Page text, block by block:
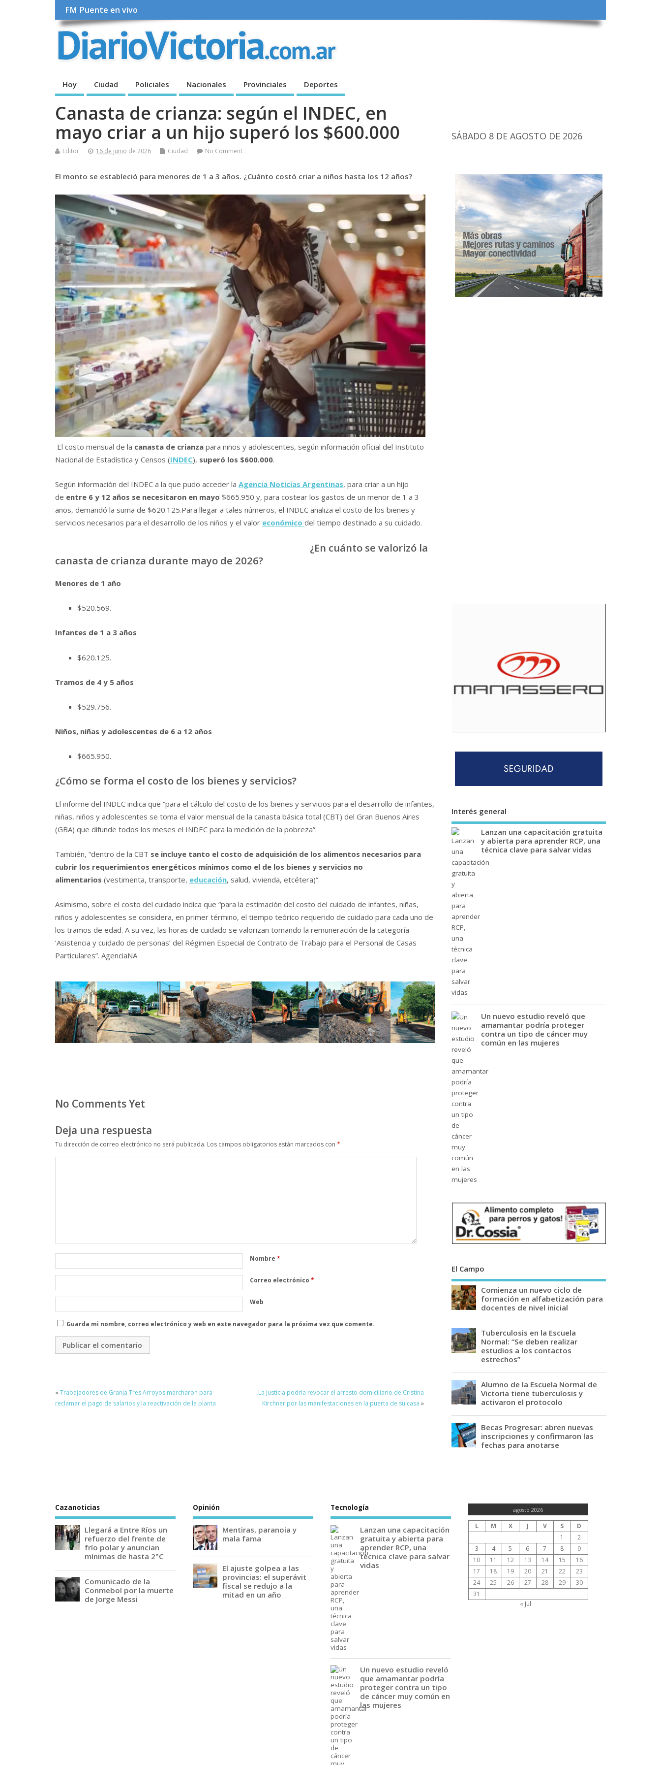
FM Puente en vivo
Hoy Ciudad Policiales Nacionales Provinciales Deportes
Canasta de crianza: según el INDEC, en
mayo criar a un hijo superó los $600.000
Editor 16 de junio de 2026 Ciudad No Comment
El monto se estableció para menores de 1 a 3 años. ¿Cuánto costó criar a niños hasta los 12 años?
El costo mensual de la canasta de crianza para niños y adolescentes, según información oficial del Instituto
Nacional de Estadística y Censos (INDEC), superó los $600.000.
Según información del INDEC a la que pudo acceder la Agencia Noticias Argentinas, para criar a un hijo
de entre 6 y 12 años se necesitaron en mayo $665.950 y, para costear los gastos de un menor de 1 a 3
años, demandó la suma de $620.125.Para llegar a tales números, el INDEC analiza el costo de los bienes y
servicios necesarios para el desarrollo de los niños y el valor económico del tiempo destinado a su cuidado.
¿En cuánto se valorizó la
canasta de crianza durante mayo de 2026?
Menores de 1 año
$520.569.
Infantes de 1 a 3 años
$620.125.
Tramos de 4 y 5 años
$529.756.
Niños, niñas y adolescentes de 6 a 12 años
$665.950.
¿Cómo se forma el costo de los bienes y servicios?
El informe del INDEC indica que “para el cálculo del costo de los bienes y servicios para el desarrollo de infantes,
niñas, niños y adolescentes se toma el valor mensual de la canasta básica total (CBT) del Gran Buenos Aires
(GBA) que difunde todos los meses el INDEC para la medición de la pobreza”.
También, “dentro de la CBT se incluye tanto el costo de adquisición de los alimentos necesarios para
cubrir los requerimientos energéticos mínimos como el de los bienes y servicios no
alimentarios (vestimenta, transporte, educación, salud, vivienda, etcétera)”.
Asimismo, sobre el costo del cuidado indica que “para la estimación del costo del cuidado de infantes, niñas,
niños y adolescentes se considera, en primer término, el tiempo teórico requerido de cuidado para cada uno de
los tramos de edad. A su vez, las horas de cuidado se valorizan tomando la remuneración de la categoría
‘Asistencia y cuidado de personas’ del Régimen Especial de Contrato de Trabajo para el Personal de Casas
Particulares”. AgenciaNA
No Comments Yet
Deja una respuesta
Tu dirección de correo electrónico no será publicada. Los campos obligatorios están marcados con *
Nombre *
Correo electrónico *
Web
Guarda mi nombre, correo electrónico y web en este navegador para la próxima vez que comente.
« Trabajadores de Granja Tres Arroyos marcharon para
reclamar el pago de salarios y la reactivación de la planta
La Justicia podría revocar el arresto domiciliario de Cristina
Kirchner por las manifestaciones en la puerta de su casa »
SÁBADO 8 DE AGOSTO DE 2026
Interés general
Lanzan una capacitación gratuita
y abierta para aprender RCP, una
técnica clave para salvar vidas
Un nuevo estudio reveló que
amamantar podría proteger
contra un tipo de cáncer muy
común en las mujeres
El Campo
Comienza un nuevo ciclo de
formación en alfabetización para
docentes de nivel inicial
Tuberculosis en la Escuela
Normal: “Se deben realizar
estudios a los contactos
estrechos”
Alumno de la Escuela Normal de
Victoria tiene tuberculosis y
activaron el protocolo
Becas Progresar: abren nuevas
inscripciones y confirmaron las
fechas para anotarse
Cazanoticias
Llegará a Entre Ríos un
refuerzo del frente de
frío polar y anuncian
mínimas de hasta 2°C
Comunicado de la
Conmebol por la muerte
de Jorge Messi
Opinión
Mentiras, paranoia y
mala fama
El ajuste golpea a las
provincias: el superávit
fiscal se redujo a la
mitad en un año
Tecnología
Lanzan una capacitación
gratuita y abierta para
aprender RCP, una
técnica clave para salvar
vidas
Un nuevo estudio reveló
que amamantar podría
proteger contra un tipo
de cáncer muy común en
las mujeres
agosto 2026
L M X J V S
D
1
2
3
4 5 6 7 8
9
10
11 12 13 14 15
16
17
18 19 20 21 22
23
24
25 26 27 28 29
30
31
« Jul